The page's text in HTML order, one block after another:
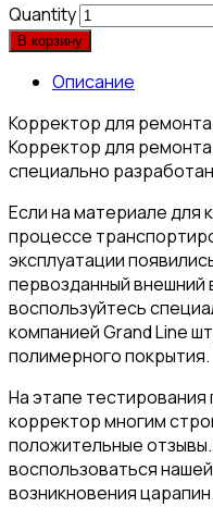
Quantity
В корзину
Описание
Корректор для ремонта
Корректор для
специально
Если на материале для
процессе
эксплуатации
первозданный
воспользуйтесь
компанией Grand Line
полимерного покрытия.
На этапе
корректор многим
положительные
воспользоваться
возникновения царапин.